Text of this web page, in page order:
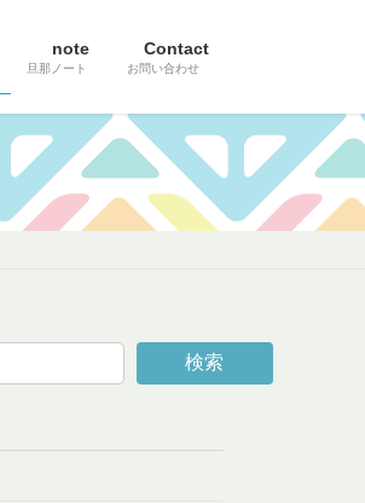
note
旦那ノート
Contact
お問い合わせ
検索